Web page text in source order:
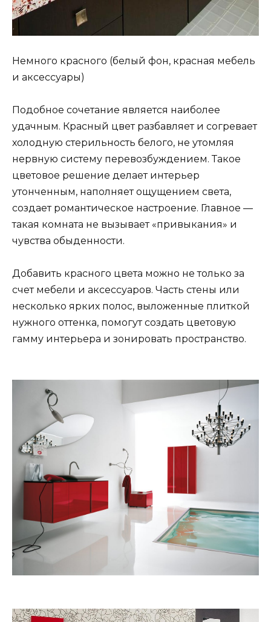
Немного красного (белый фон, красная мебель
и аксессуары)
Подобное сочетание является наиболее
удачным. Красный цвет разбавляет и согревает
холодную стерильность белого, не утомляя
нервную систему перевозбуждением. Такое
цветовое решение делает интерьер
утонченным, наполняет ощущением света,
создает романтическое настроение. Главное —
такая комната не вызывает «привыкания» и
чувства обыденности.
Добавить красного цвета можно не только за
счет мебели и аксессуаров. Часть стены или
несколько ярких полос, выложенные плиткой
нужного оттенка, помогут создать цветовую
гамму интерьера и зонировать пространство.